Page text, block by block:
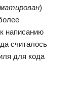
)
написанию
считалось
для кода